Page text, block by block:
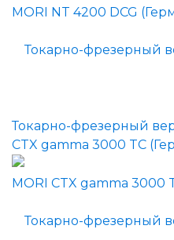
Токарно-фрезерный
CTX gamma 3000 TC